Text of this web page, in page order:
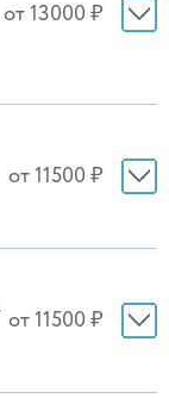
от 13000 ₽
от 11500 ₽
от 11500 ₽